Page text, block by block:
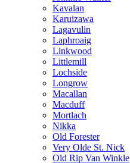
Kavalan
Karuizawa
Lagavulin
Laphroaig
Linkwood
Littlemill
Lochside
Longrow
Macallan
Macduff
Mortlach
Nikka
Old Forester
Very Olde St. Nick
Old Rip Van Winkle